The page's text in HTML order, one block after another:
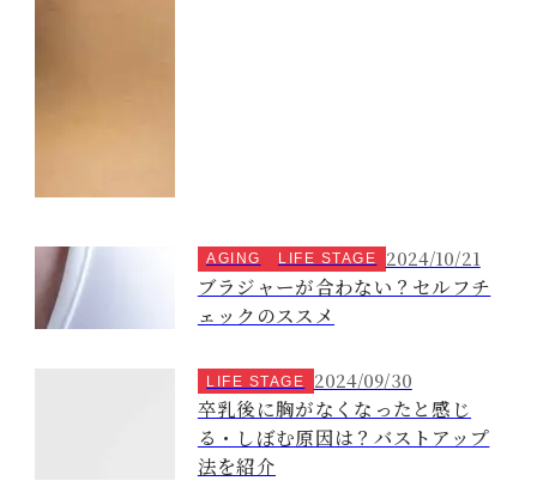
AGING LIFE STAGE 2024/10/21
ブラジャーが合わない？セルフチ
ェックのススメ
LIFE STAGE 2024/09/30
卒乳後に胸がなくなったと感じ
る・しぼむ原因は？バストアップ
法を紹介